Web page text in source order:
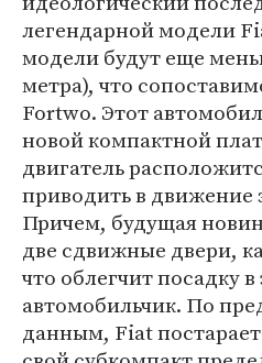
легендарной модели
модели будут еще
метра), что
Fortwo. Этот
новой компактной
двигатель
приводить в движение
Причем, будущая
две сдвижные двери,
что облегчит посадку
автомобильчик. По
данным, Fiat